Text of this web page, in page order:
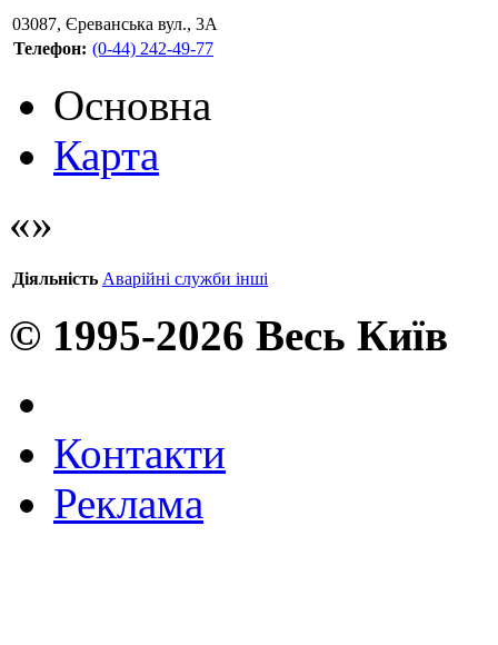
03087, Єреванська вул., 3А
Телефон: (0-44) 242-49-77
Основна
Карта
Діяльність Аварійні служби інші
© 1995-2026 Весь Київ
Контакти
Реклама